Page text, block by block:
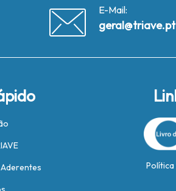
E-Mail:
geral@triave.pt
Política